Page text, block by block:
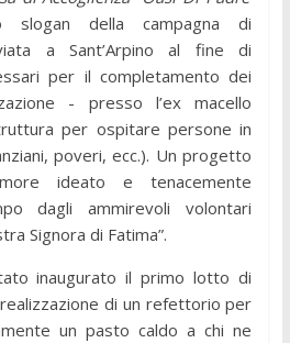
della campagna di
a Sant’Arpino al fine di
per il completamento dei
- presso l’ex macello
per ospitare persone in
poveri, ecc.). Un progetto
ideato e tenacemente
dagli ammirevoli volontari
Signora di Fatima”.
inaugurato il primo lotto di
di un refettorio per
un pasto caldo a chi ne